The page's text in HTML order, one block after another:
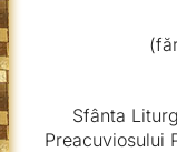
Sfânta
Preacuviosului